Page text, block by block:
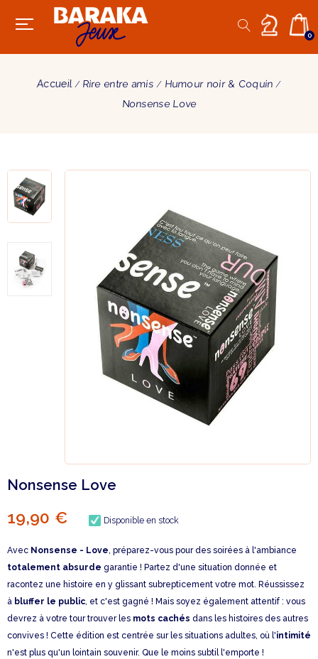
0
Accueil Rire entre amis
Humour noir & Coquin
Nonsense Love
Nonsense Love
19,90 € Disponible en stock
Avec Nonsense - Love, préparez-vous pour des soirées à l'ambiance
totalement absurde garantie ! Partez d'une situation donnée et
racontez une histoire en y glissant subrepticement votre mot. Réussissez
à bluffer le public, et c'est gagné ! Mais soyez également attentif : vous
devrez à votre tour trouver les mots cachés dans les histoires des autres
convives ! Cette édition est centrée sur les situations adultes, où l'intimité
n'est plus qu'un lointain souvenir. Que le moins subtil l'emporte !